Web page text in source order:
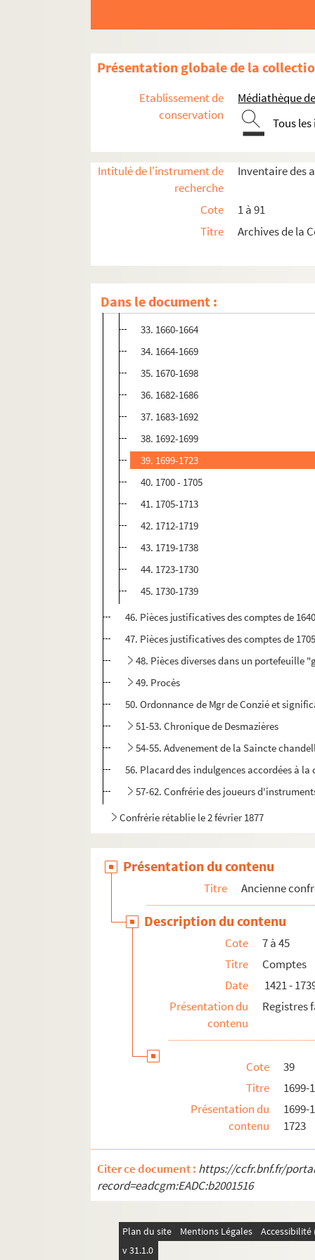
Présentation globale de la
Etablissement de
conservation
Médiathèque
Tous
Intitulé de l'instrument de
recherche
Inventaire des
Cote
1 à 91
Titre
Archives de la
Dans le document :
21. 1596-1598
23. 1604-1609
25. 1614-1617
26. 1621-1629
30. 1647-1652
31. 1655-1659
32. 1659-1682
33. 1660-1664
34. 1664-1669
35. 1670-1698
36. 1682-1686
37. 1683-1692
38. 1692-1699
39. 1699-1723
40. 1700 - 1705
41. 1705-1713
42. 1712-1719
43. 1719-1738
44. 1723-1730
45. 1730-1739
46. Pièces justificatives des comptes de
47. Pièces justificatives des comptes de
48. Pièces diverses dans un portefeuille
49. Procès
50. Ordonnance de Mgr de Conzié et
51-53. Chronique de Desmazières
54-55. Advenement de la Saincte
56. Placard des indulgences accordées à
57-62. Confrérie des joueurs
Confrérie rétablie le 2 février 1877
Présentation du contenu
Titre Ancienne
Description du contenu
Cote
7 à 45
Titre
Comptes
Date
1421 -
Présentation du
contenu
Registres
Cote
39
Titre
1699-
Présentation du
contenu
1699-
1723
Citer ce document : https://ccfr.bnf.fr/
record=eadcgm:EADC:b2001516
Plan du site Mentions Légales
v 31.1.0